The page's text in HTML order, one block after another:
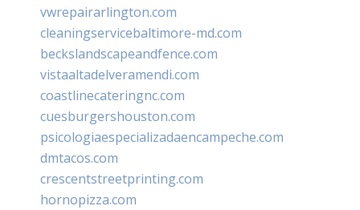
vwrepairarlington.com
cleaningservicebaltimore-md.com
beckslandscapeandfence.com
vistaaltadelveramendi.com
coastlinecateringnc.com
cuesburgershouston.com
psicologiaespecializadaencampeche.com
dmtacos.com
crescentstreetprinting.com
hornopizza.com